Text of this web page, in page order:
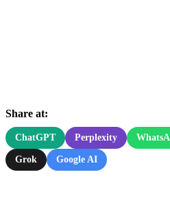
Share at:
ChatGPT Perplexity
Grok Google AI